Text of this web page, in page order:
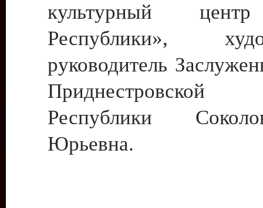
культурный
Республики»,
руководитель
Приднестровской
Республики
Юрьевна.